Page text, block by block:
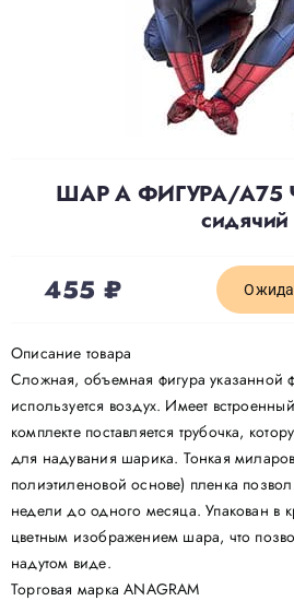
Избранное
О нас
Политика
ШАР А ФИГУРА/А75
сидячий
455 ₽
Описание товара
Сложная, объемная фигура
используется воздух. Имеет
комплекте поставляется трубочка,
для надувания шарика. Тонкая
полиэтиленовой основе) пленка
недели до одного месяца. Упакован в
цветным изображением шара, что
надутом виде.
Торговая марка ANAGRAM